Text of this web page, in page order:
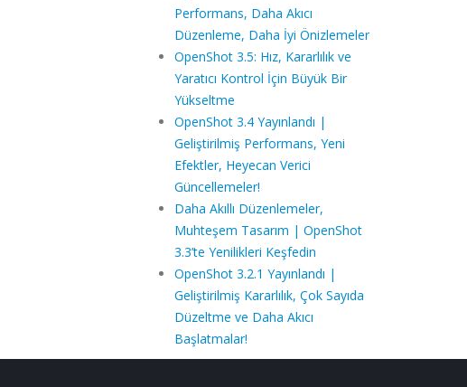
Performans, Daha Akıcı
Düzenleme, Daha İyi Önizlemeler
OpenShot 3.5: Hız, Kararlılık ve
Yaratıcı Kontrol İçin Büyük Bir
Yükseltme
OpenShot 3.4 Yayınlandı |
Geliştirilmiş Performans, Yeni
Efektler, Heyecan Verici
Güncellemeler!
Daha Akıllı Düzenlemeler,
Muhteşem Tasarım | OpenShot
3.3’te Yenilikleri Keşfedin
OpenShot 3.2.1 Yayınlandı |
Geliştirilmiş Kararlılık, Çok Sayıda
Düzeltme ve Daha Akıcı
Başlatmalar!